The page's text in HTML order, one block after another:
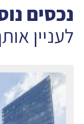
נכסים
לעניין